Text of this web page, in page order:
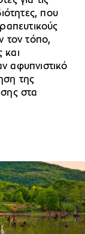
που
τον τόπο,
και
αφυπνιστικό
της
στα